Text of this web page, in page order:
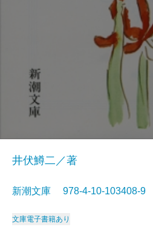
井伏鱒二／著
新潮文庫 978-4-10-103408-
文庫電子書籍あり